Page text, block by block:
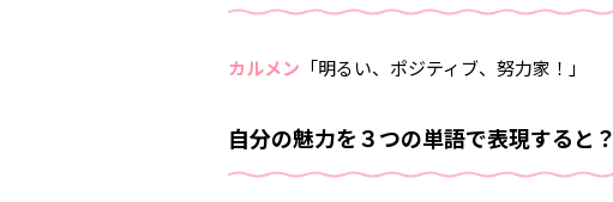
カルメン 「明るい、ポジティブ、努力家！」
自分の魅力を３つの単語で表現すると？